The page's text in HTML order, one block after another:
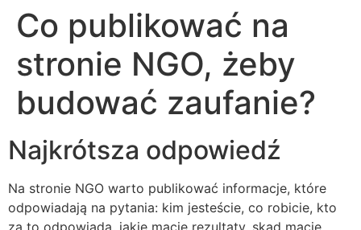
Co publikować na
stronie NGO, żeby
budować zaufanie?
Najkrótsza odpowiedź
Na stronie NGO warto publikować informacje, które
odpowiadają na pytania: kim jesteście, co robicie, kto
za to odpowiada, jakie macie rezultaty, skąd macie